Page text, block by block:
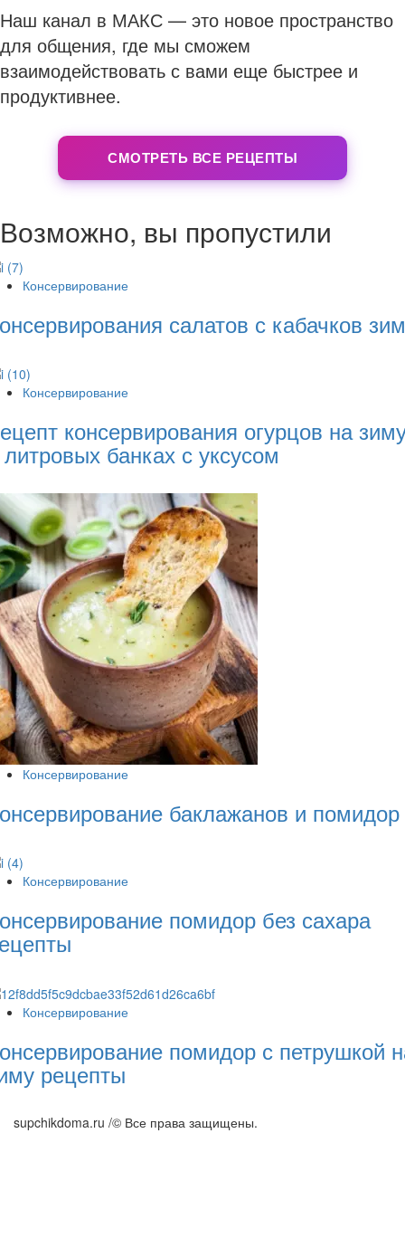
Наш канал в МАКС — это новое пространство
для общения, где мы сможем
взаимодействовать с вами еще быстрее и
продуктивнее.
СМОТРЕТЬ ВСЕ РЕЦЕПТЫ
Возможно, вы пропустили
Консервирование
салатов с кабачков
Консервирование
консервирования огурцов на
банках с уксусом
Консервирование
баклажанов и помидор
Консервирование
помидор без сахара
Консервирование
помидор с петрушкой
рецепты
supchikdoma.ru /© Все права защищены.